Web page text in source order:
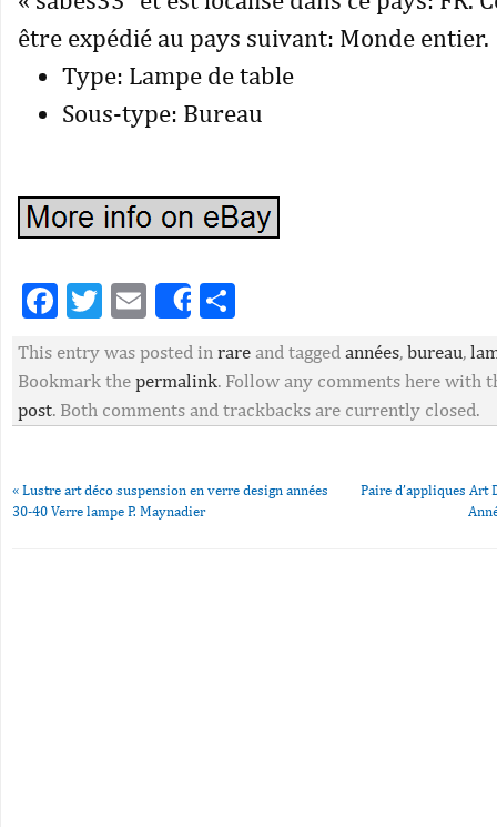
être expédié au pays suivant: Monde entier.
Type: Lampe de table
Sous-type: Bureau
Facebook
Twitter
EmailShare
This entry was posted in rare and tagged années, bureau,
Bookmark the permalink. Follow any comments here with
post. Both comments and trackbacks are currently closed.
« Lustre art déco suspension en verre design années
30-40 Verre lampe P. Maynadier
Paire d’appliques Art